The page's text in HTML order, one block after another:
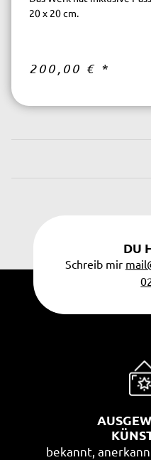
20 x 20 cm.
200,00 € *
DU
Schreib mir
bekannt,